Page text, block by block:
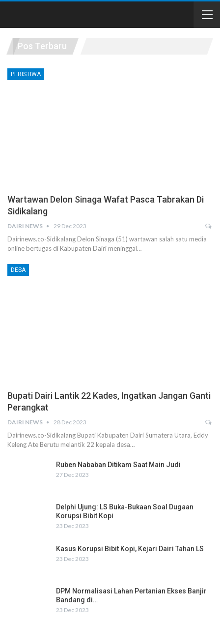
Pos Terbaru
PERISTIWA
Wartawan Delon Sinaga Wafat Pasca Tabrakan Di
Sidikalang
DAIRI NEWS 29 Dec 2023
Dairinews.co-Sidikalang Delon Sinaga (51) wartawan salah satu media
online bertugas di Kabupaten Dairi meninggal…
DESA
Bupati Dairi Lantik 22 Kades, Ingatkan Jangan Ganti
Perangkat
DAIRI NEWS 28 Dec 2023
Dairinews.co-Sidikalang Bupati Kabupaten Dairi Sumatera Utara, Eddy
Keleng Ate Berutu melantik 22 kepala desa…
Ruben Nababan Ditikam Saat Main Judi
27 Dec 2023
Delphi Ujung: LS Buka-Bukaan Soal Dugaan
Korupsi Bibit Kopi
23 Dec 2023
Kasus Korupsi Bibit Kopi, Kejari Dairi Tahan LS
23 Dec 2023
DPM Normalisasi Lahan Pertanian Ekses Banjir
Bandang di…
23 Dec 2023